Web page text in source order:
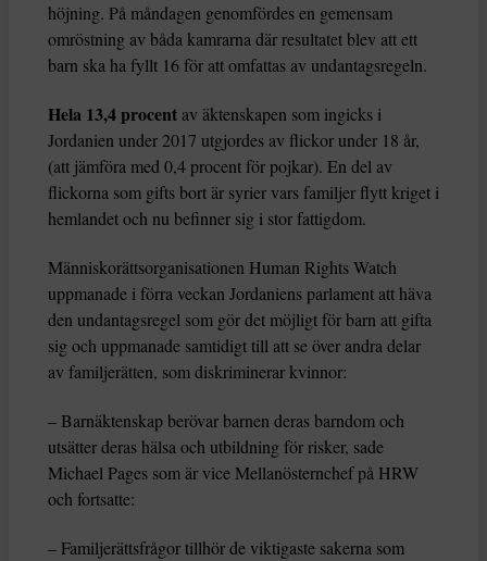
höjning. På måndagen genomfördes en gemensam
omröstning av båda kamrarna där resultatet blev att ett
barn ska ha fyllt 16 för att omfattas av undantagsregeln.
Hela 13,4 procentav äktenskapen som ingicks i
Jordanien under 2017 utgjordes av flickor under 18 år,
(att jämföra med 0,4 procent för pojkar). En del av
flickorna som gifts bort är syrier vars familjer flytt kriget i
hemlandet och nu befinner sig i stor fattigdom.
Människorättsorganisationen Human Rights Watch
uppmanade i förra veckan Jordaniens parlament att häva
den undantagsregel som gör det möjligt för barn att gifta
sig och uppmanade samtidigt till att se över andra delar
av familjerätten, som diskriminerar kvinnor:
– Barnäktenskap berövar barnen deras barndom och
utsätter deras hälsa och utbildning för risker, sade
Michael Pages som är vice Mellanösternchef på HRW
och fortsatte:
– Familjerättsfrågor tillhör de viktigaste sakerna som